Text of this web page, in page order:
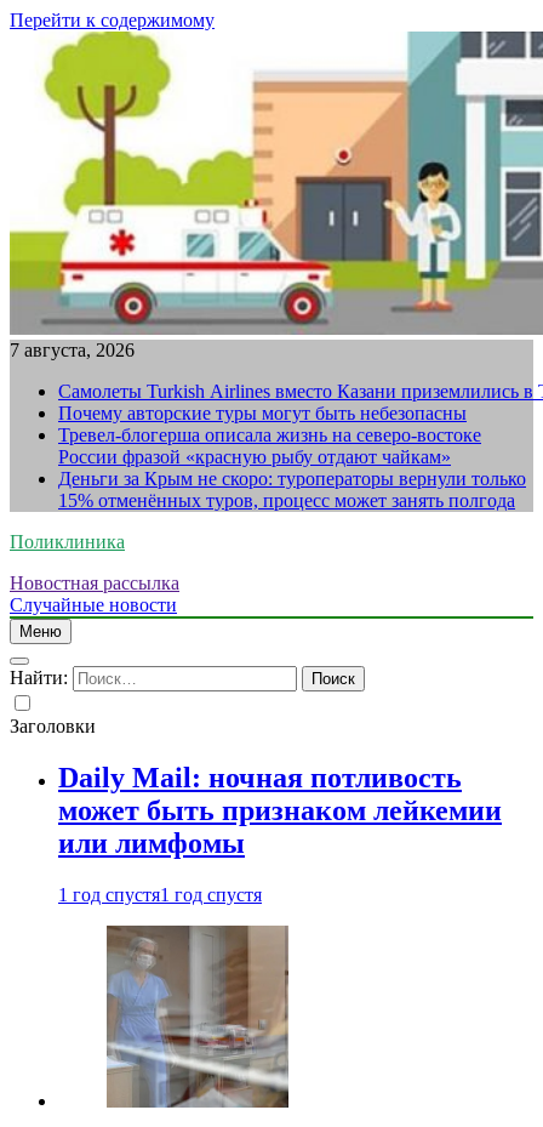
Перейти к содержимому
7 августа, 2026
Самолеты Turkish Airlines вместо Казани приземлились в
Почему авторские туры могут быть небезопасны
Тревел-блогерша описала жизнь на северо-востоке
России фразой «красную рыбу отдают чайкам»
Деньги за Крым не скоро: туроператоры вернули только
15% отменённых туров, процесс может занять полгода
Поликлиника
Новостная рассылка
Случайные новости
Меню
Найти:
Заголовки
Daily Mail: ночная потливость
может быть признаком лейкемии
или лимфомы
1 год спустя1 год спустя